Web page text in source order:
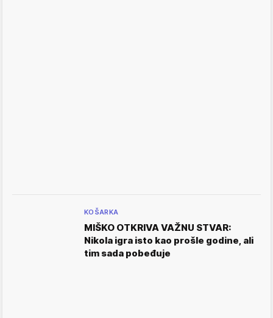
KOŠARKA
MIŠKO OTKRIVA VAŽNU STVAR:
Nikola igra isto kao prošle godine, ali
tim sada pobeđuje